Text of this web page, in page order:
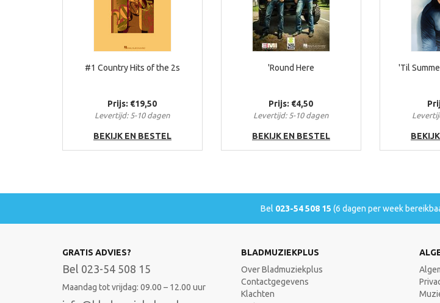
#1 Country Hits of the 2s
Prijs: €19,50
Levertijd: 5-10 dagen
BEKIJK EN BESTEL
'Round Here
Prijs: €4,50
Levertijd: 5-10 dagen
BEKIJK EN BESTEL
'Til
Bel 023-54 508 15 (6 dagen per week
GRATIS ADVIES?
Bel 023-54 508 15
Maandag tot vrijdag: 09.00 – 12.00 uur
BLADMUZIEKPLUS
Over Bladmuziekplus
Contactgegevens
Klachten